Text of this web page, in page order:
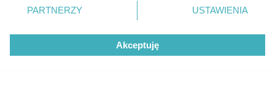
truskawki
rozcieńczone soki
zmienić/wycofać klikając przycisk ustawień prywatności
znajdujący się w lewym dolnym rogu strony
rodzaje przetwarzania danych nie wymagają zgody
użytkownika, ale masz prawo sprzeciwić się takiemu
przetwarzaniu. Preferencje będą miały zastosowanie tylko
PARTNERZY USTAWIENIA
Akceptuję